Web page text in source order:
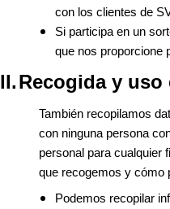
con los clientes de
Si participa en un
que nos proporcione
II.Recogida y
También recopilamos
con ninguna persona
personal para cualquier
que recogemos y cómo
Podemos recopilar